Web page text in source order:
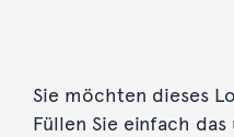
Sie möchten dieses
Füllen Sie einfach